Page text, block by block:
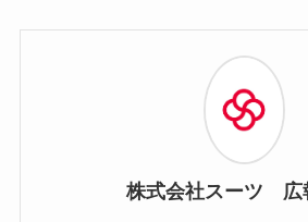
株式会社スーツ 広